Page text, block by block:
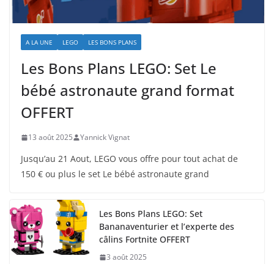
A LA UNE LEGO LES BONS PLANS
Les Bons Plans LEGO: Set Le
bébé astronaute grand format
OFFERT
13 août 2025 Yannick Vignat
Jusqu’au 21 Aout, LEGO vous offre pour tout achat de
150 € ou plus le set Le bébé astronaute grand
Les Bons Plans LEGO: Set
Bananaventurier et l’experte des
câlins Fortnite OFFERT
3 août 2025